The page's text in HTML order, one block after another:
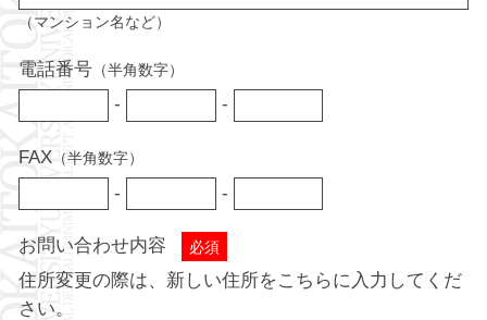
（マンション名など）
電話番号（半角数字）
- -
FAX （半角数字）
- -
お問い合わせ内容 必須
住所変更の際は、新しい住所をこちらに入力してくだ
さい。